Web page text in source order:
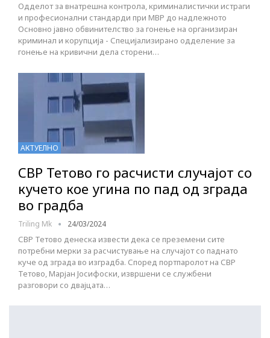
Одделот за внатрешна контрола, криминалистички истраги
и професионални стандарди при МВР до надлежното
Основно јавно обвинителство за гонење на организиран
криминал и корупција - Специјализирано одделение за
гонење на кривични дела сторени…
АКТУЕЛНО
СВР Тетово го расчисти случајот со
кучето кое угина по пад од зграда
во градба
Triling Mk 24/03/2024
СВР Тетово денеска извести дека се преземени сите
потребни мерки за расчистување на случајот со паднато
куче од зграда во изградба. Според портпаролот на СВР
Тетово, Марјан Јосифоски, извршени се службени
разговори со двајцата…